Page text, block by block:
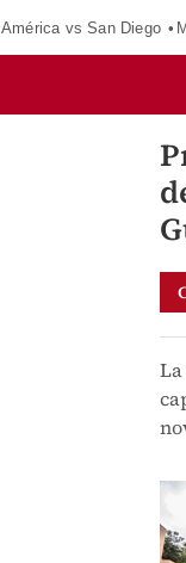
América vs San Diego